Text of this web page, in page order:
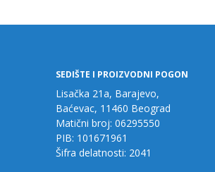
SEDIŠTE I PROIZVODNI POGON
Lisačka 21a, Barajevo,
Baćevac, 11460 Beograd
Matični broj: 06295550
PIB: 101671961
Šifra delatnosti: 2041